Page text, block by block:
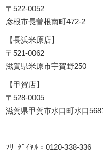
〒522-0052
彦根市長曽根南町472-2
【長浜米原店】
〒521-0062
滋賀県米原市宇賀野250
【甲賀店】
〒528-0005
滋賀県甲賀市水口町水口
ﾌﾘｰﾀﾞｲﾔﾙ：0120-338-336